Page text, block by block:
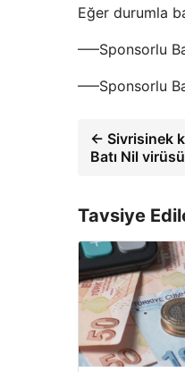
Eğer durumla
—–Sponsorlu
—–Sponsorlu
← Sivrisinek
Batı Nil
Tavsiye